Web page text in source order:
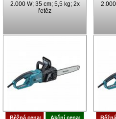
2.000 W; 35 cm; 5,5 kg; 2x
řetěz
Běžná cena: Akční cena: